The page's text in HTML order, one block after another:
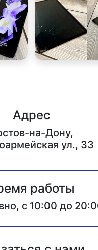
Адрес
на-Дону,
ул., 33
работы
с 10:00 до